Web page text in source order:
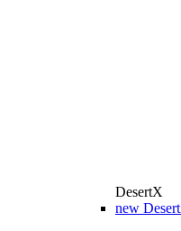
DesertX
new